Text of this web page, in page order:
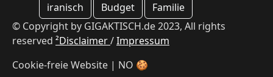
iranisch
Budget
Familie
© Copyright by GIGAKTISCH.de 2023, All rights
reserved ²Disclaimer/Impressum
Cookie-freie Website | NO 🍪